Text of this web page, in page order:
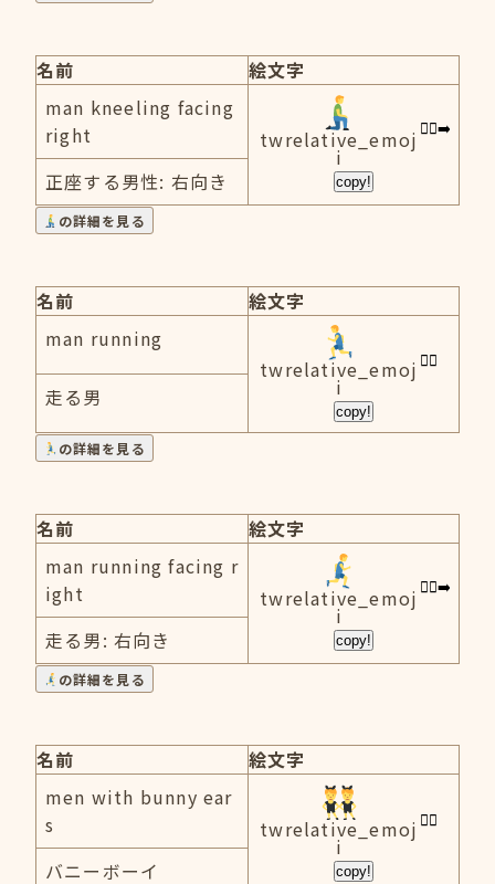
名前
絵文字
man kneeling facing
right
twrelative_emoj
i
copy!
正座する男性: 右向き
の詳細を見る
名前
絵文字
man running
twrelative_emoj
i
copy!
走る男
の詳細を見る
名前
絵文字
man running facing r
ight
twrelative_emoj
i
copy!
走る男: 右向き
の詳細を見る
名前
絵文字
men with bunny ear
s
twrelative_emoj
i
copy!
バニーボーイ